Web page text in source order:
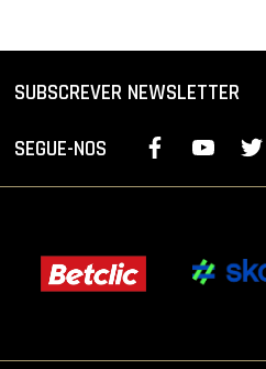
SUBSCREVER NEWSLETTER
SEGUE-NOS